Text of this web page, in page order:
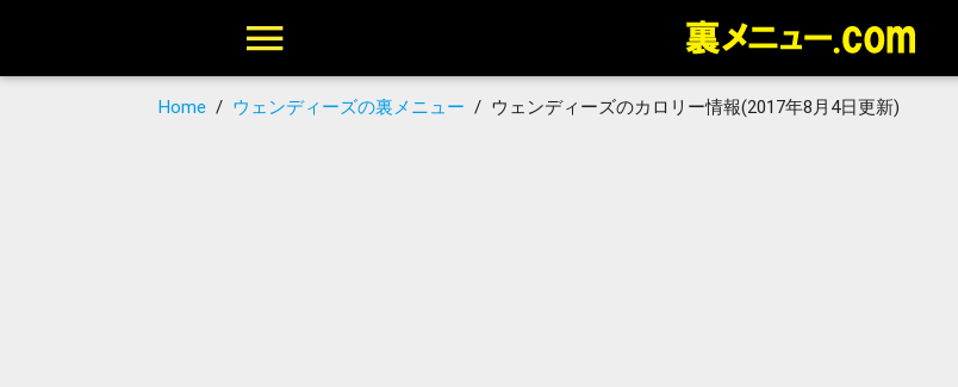
Home / ウェンディーズの裏メニュー / ウェンディーズのカロリー情報(2017年8月4日更新)